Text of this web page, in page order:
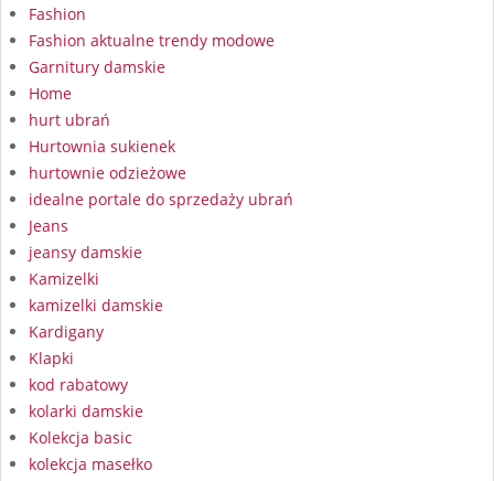
Fashion
Fashion aktualne trendy modowe
Garnitury damskie
Home
hurt ubrań
Hurtownia sukienek
hurtownie odzieżowe
idealne portale do sprzedaży ubrań
Jeans
jeansy damskie
Kamizelki
kamizelki damskie
Kardigany
Klapki
kod rabatowy
kolarki damskie
Kolekcja basic
kolekcja masełko